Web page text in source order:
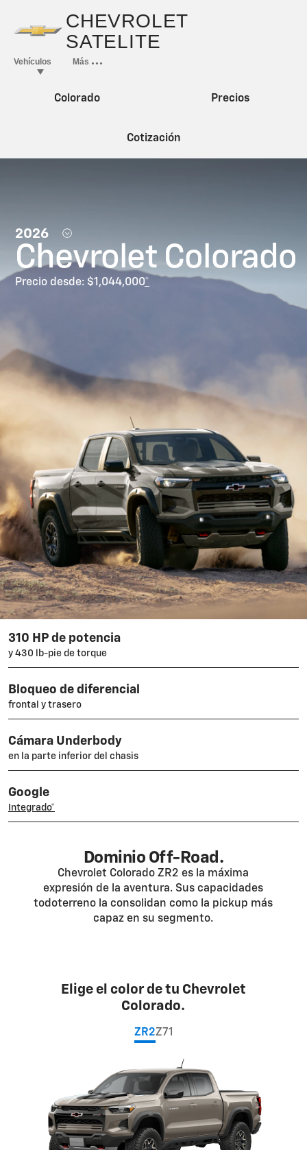
Colorado Precios
Cotización
2026
Chevrolet Colorado
Precio desde: $1,044,000*
310 HP de potencia
y 430 lb-pie de torque
Bloqueo de diferencial
frontal y trasero
Cámara Underbody
en la parte inferior del chasis
Google
Integrado*
Dominio Off-Road.
Chevrolet Colorado ZR2 es la máxima
expresión de la aventura. Sus capacidades
todoterreno la consolidan como la pickup más
capaz en su segmento.
Elige el color de tu Chevrolet
Colorado.
ZR2Z71